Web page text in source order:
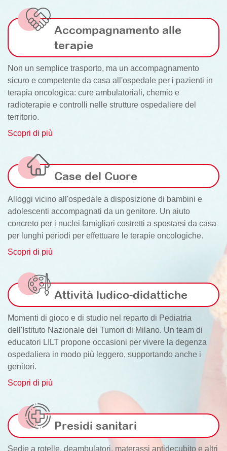
Accompagnamento alle
terapie
Non un semplice trasporto, ma un accompagnamento
sicuro e competente da casa all'ospedale per i pazienti in
terapia oncologica: cure ambulatoriali, chemio e
radioterapie e controlli nelle strutture ospedaliere del
territorio.
Scopri di più
Case del Cuore
Alloggi vicino all'ospedale a disposizione di bambini e
adolescenti accompagnati da un genitore. Un aiuto
concreto per i nuclei famigliari costretti a spostarsi da casa
per lunghi periodi per effettuare le terapie oncologiche.
Scopri di più
Attività ludico-didattiche
Momenti di gioco e di studio nel reparto di Pediatria
dell'Istituto Nazionale dei Tumori di Milano. Un team di
educatori LILT propone occasioni per vivere la degenza
ospedaliera in modo più leggero, supportando anche i
genitori.
Scopri di più
Presidi sanitari
Sedie a rotelle, deambulatori, materassi antidecubito e altri